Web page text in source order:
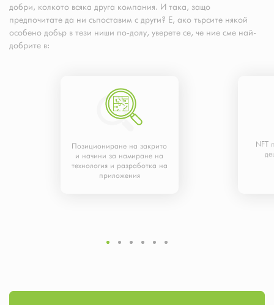
добри, колкото всяка друга компания. И така, защо
предпочитате да ни съпоставим с други? Е, ако търсите някой
особено добър в тези ниши по-долу, уверете се, че ние сме най-
добрите в:
Позициониране на закрито
и начини за намиране на
технология и разработка на
приложения
NFT